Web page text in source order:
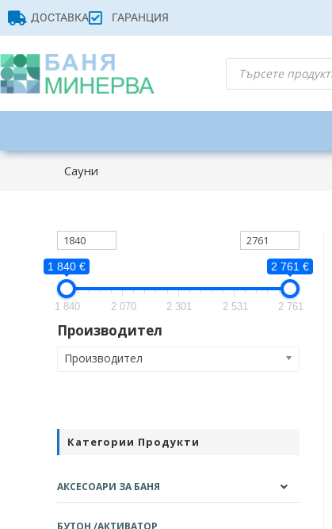
ДОСТАВКА ГАРАНЦИЯ
Сауни
1 840 € 2 761 €
1 840 2 070 2 301 2 531 2 761
Производител
Производител
Категории Продукти
АКСЕСОАРИ ЗА БАНЯ
БУТОН /АКТИВАТОР